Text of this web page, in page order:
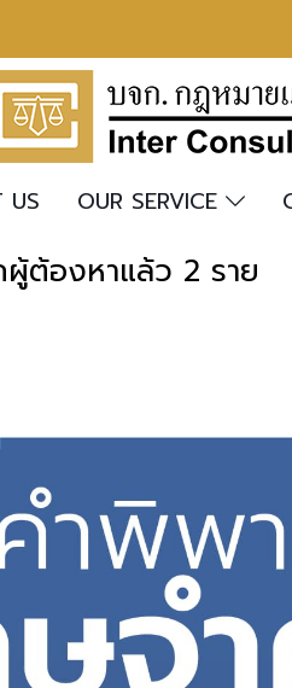
US OUR SERVICE
ต้องหาแล้ว 2 ราย